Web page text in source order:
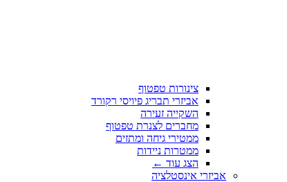
צינורות טפטוף
אביזרי תבריג פיויסי רקורד
השקייה זעירה
מחברים לצנרת טפטוף
ממטירי גיחה ומתזים
ממטרות ניידות
הצג עוד ←
אביזרי אינסטלציה